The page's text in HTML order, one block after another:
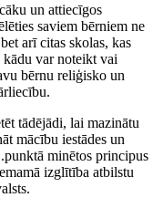
un attiecīgos
saviem bērniem ne
arī citas skolas, kas
var noteikt vai
bērnu reliģisko un
tādējādi, lai mazinātu
mācību iestādes un
minētos principus
izglītība atbilstu